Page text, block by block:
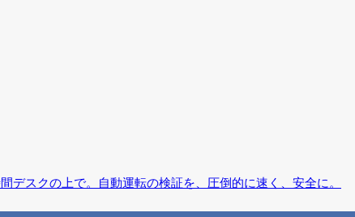
スクの上で。自動運転の検証を、圧倒的に速く、安全に。